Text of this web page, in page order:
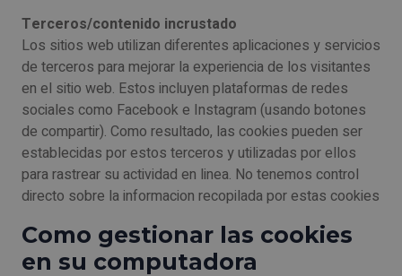
Terceros/contenido incrustado
Los sitios web utilizan diferentes aplicaciones y servicios
de terceros para mejorar la experiencia de los visitantes
en el sitio web. Estos incluyen plataformas de redes
sociales como Facebook e Instagram (usando botones
de compartir). Como resultado, las cookies pueden ser
establecidas por estos terceros y utilizadas por ellos
para rastrear su actividad en linea. No tenemos control
directo sobre la informacion recopilada por estas cookies
Como gestionar las cookies
en su computadora